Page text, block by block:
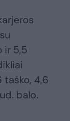
ir 5,5
taško, 4,6
balo.